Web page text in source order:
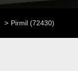
Pirmil (72430)